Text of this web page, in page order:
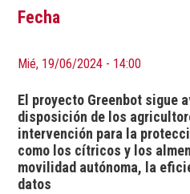
Fecha
Mié, 19/06/2024 - 14:00
El proyecto Greenbot sigue
disposición de los
intervención para la
como los cítricos y los
movilidad autónoma, la
datos